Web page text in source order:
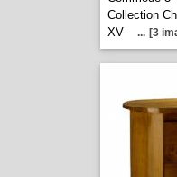
Collection
XV
... [3